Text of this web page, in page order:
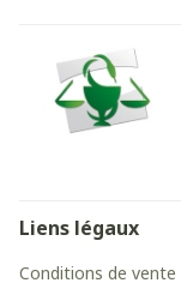
Liens légaux
Conditions de vente